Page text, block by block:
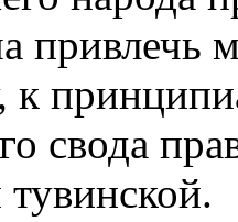
привлечь
к
свода